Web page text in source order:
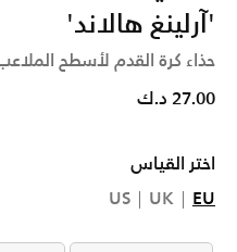
'آرلينغ هالاند'
حذاء كرة القدم لأسطح
27.00 د.ك
اختر القياس
EU
UK
US